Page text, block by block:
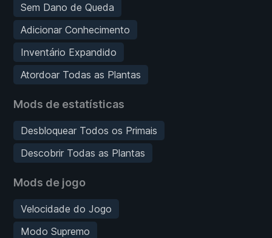
Sem Dano de Queda
Adicionar Conhecimento
Inventário Expandido
Atordoar Todas as Plantas
Mods de estatísticas
Desbloquear Todos os Primais
Descobrir Todas as Plantas
Mods de jogo
Velocidade do Jogo
Modo Supremo